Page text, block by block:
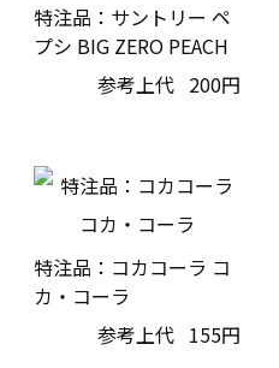
特注品：サントリー ペ
プシ BIG ZERO PEACH
参考上代 200円
特注品：コカコーラ コ
カ・コーラ
参考上代 155円